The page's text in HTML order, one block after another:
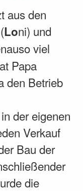
aus den
Loni) und
viel
Papa
den Betrieb
der eigenen
Verkauf
Bau der
die